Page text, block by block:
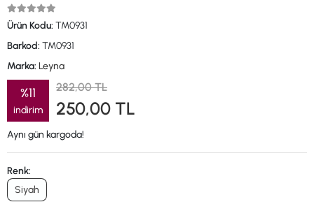
Ürün Kodu: TM0931
Barkod: TM0931
Marka: Leyna
%11
indirim
282,00 TL
250,00 TL
Aynı gün kargoda!
Renk:
Siyah